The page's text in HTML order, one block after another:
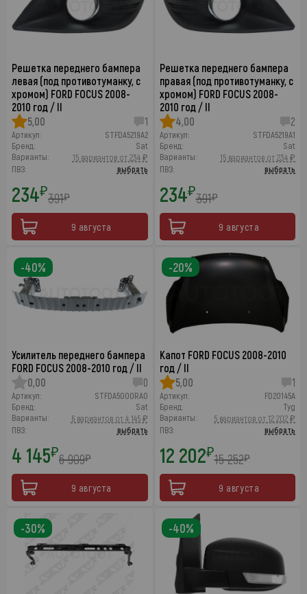
Решетка переднего бампера
левая (под противотуманку, с
хромом) FORD FOCUS 2008-
2010 год / II
5,00
1
Артикул:
STFDA5219A2
Бренд:
Sat
Варианты:
15 вариантов от 234 ₽
ПВЗ:
выбрать
234₽391₽
9 августа
Решетка переднего бампера
правая (под противотуманку, с
хромом) FORD FOCUS 2008-
2010 год / II
4,00
2
Артикул:
STFDA5219A1
Бренд:
Sat
Варианты:
15 вариантов от 234 ₽
ПВЗ:
выбрать
234₽391₽
9 августа
Усилитель переднего бампера
FORD FOCUS 2008-2010 год / II
0,00
0
Артикул:
STFDA5000RA0
Бренд:
Sat
Варианты:
6 вариантов от 4 145 ₽
ПВЗ:
выбрать
4 145₽6 909₽
9 августа
-40%
Капот FORD FOCUS 2008-2010
год / II
5,00
1
Артикул:
FD20145A
Бренд:
Tyg
Варианты:
5 вариантов от 12 202 ₽
ПВЗ:
выбрать
12 202₽15 252₽
9 августа
-20%
-30% -40%